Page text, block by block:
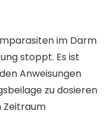
im Darm
stoppt. Es ist
Anweisungen
zu dosieren
Zeitraum